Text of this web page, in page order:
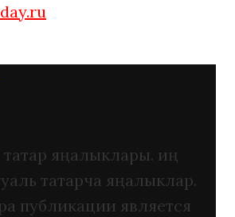
яңалыклары. иң
татарча яңалыклар.
публикации является